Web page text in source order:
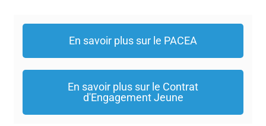
En savoir plus sur le PACEA
En savoir plus sur le Contrat
d'Engagement Jeune